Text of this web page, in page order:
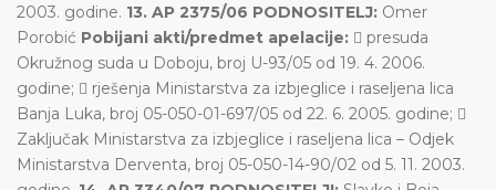
2003. godine. 13. AP 2375/06 PODNOSITELJ: Omer
Porobić Pobijani akti/predmet apelacije:  presuda
Okružnog suda u Doboju, broj U-93/05 od 19. 4. 2006.
godine;  rješenja Ministarstva za izbjeglice i raseljena lica
Banja Luka, broj 05-050-01-697/05 od 22. 6. 2005. godine; 
Zaključak Ministarstva za izbjeglice i raseljena lica – Odjek
Ministarstva Derventa, broj 05-050-14-90/02 od 5. 11. 2003.